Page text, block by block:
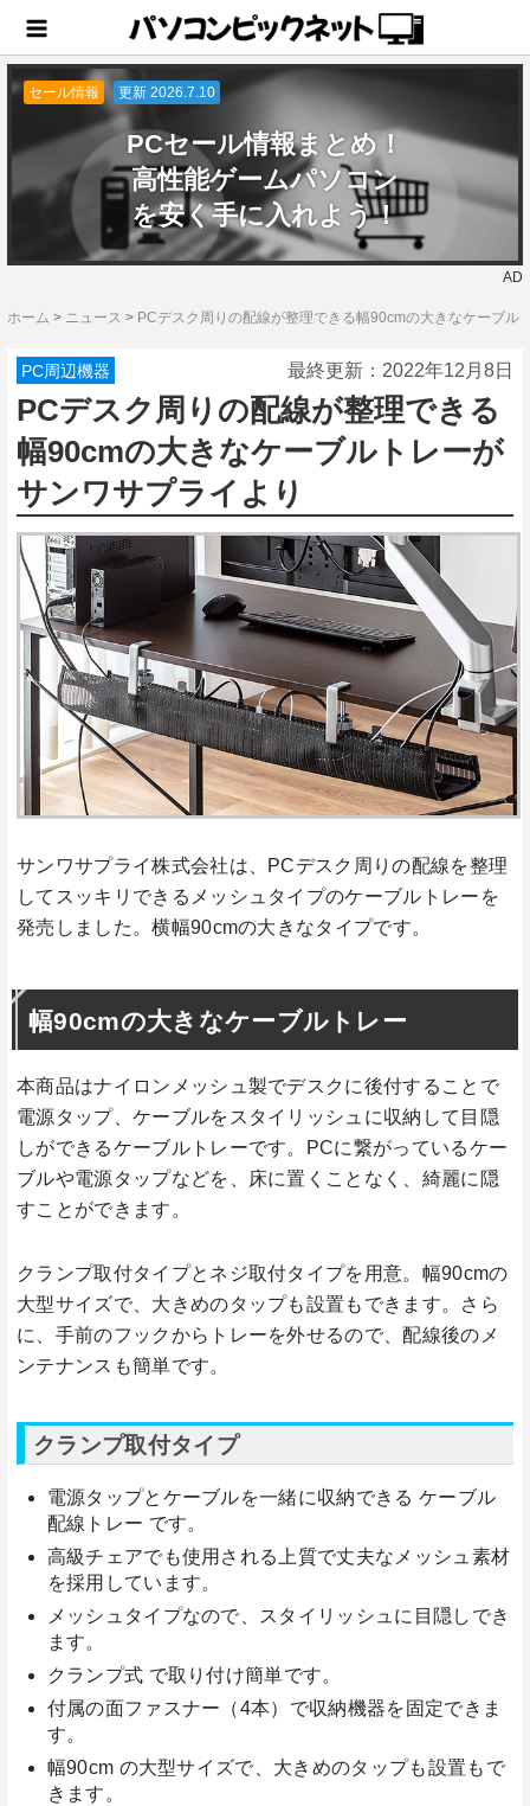
セール情報 更新 2026.7.10
PCセール情報まとめ！
高性能ゲームパソコン
を安く手に入れよう！
AD
ホーム > ニュース > PCデスク周りの配線が整理できる幅90cmの大きなケーブル
PC周辺機器 最終更新： 2022年12月8日
PCデスク周りの配線が整理できる
幅90cmの大きなケーブルトレーが
サンワサプライより
サンワサプライ株式会社は、PCデスク周りの配線を整理
してスッキリできるメッシュタイプのケーブルトレーを
発売しました。横幅90cmの大きなタイプです。
幅90cmの大きなケーブルトレー
本商品はナイロンメッシュ製でデスクに後付することで
電源タップ、ケーブルをスタイリッシュに収納して目隠
しができるケーブルトレーです。PCに繋がっているケー
ブルや電源タップなどを、床に置くことなく、綺麗に隠
すことができます。
クランプ取付タイプとネジ取付タイプを用意。幅90cmの
大型サイズで、大きめのタップも設置もできます。さら
に、手前のフックからトレーを外せるので、配線後のメ
ンテナンスも簡単です。
クランプ取付タイプ
電源タップとケーブルを一緒に収納できる ケーブル
配線トレー です。
高級チェアでも使用される上質で丈夫なメッシュ素材
を採用しています。
メッシュタイプなので、スタイリッシュに目隠しでき
ます。
クランプ式 で取り付け簡単です。
付属の面ファスナー（4本）で収納機器を固定できま
す。
幅90cm の大型サイズで、大きめのタップも設置もで
きます。